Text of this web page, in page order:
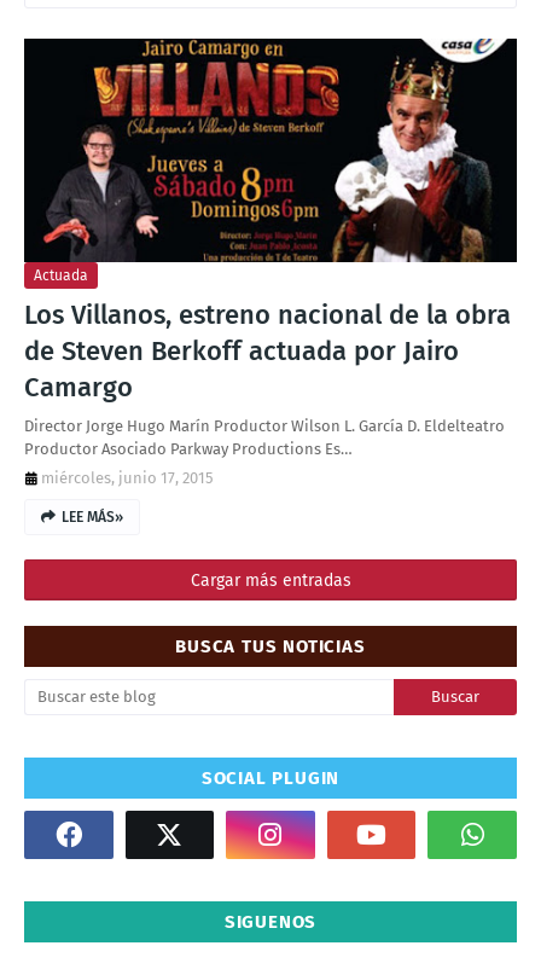
Actuada
Los Villanos, estreno nacional de la obra
de Steven Berkoff actuada por Jairo
Camargo
Director Jorge Hugo Marín Productor Wilson L. García D. Eldelteatro
Productor Asociado Parkway Productions Es…
miércoles, junio 17, 2015
LEE MÁS»
Cargar más entradas
BUSCA TUS NOTICIAS
SOCIAL PLUGIN
SIGUENOS